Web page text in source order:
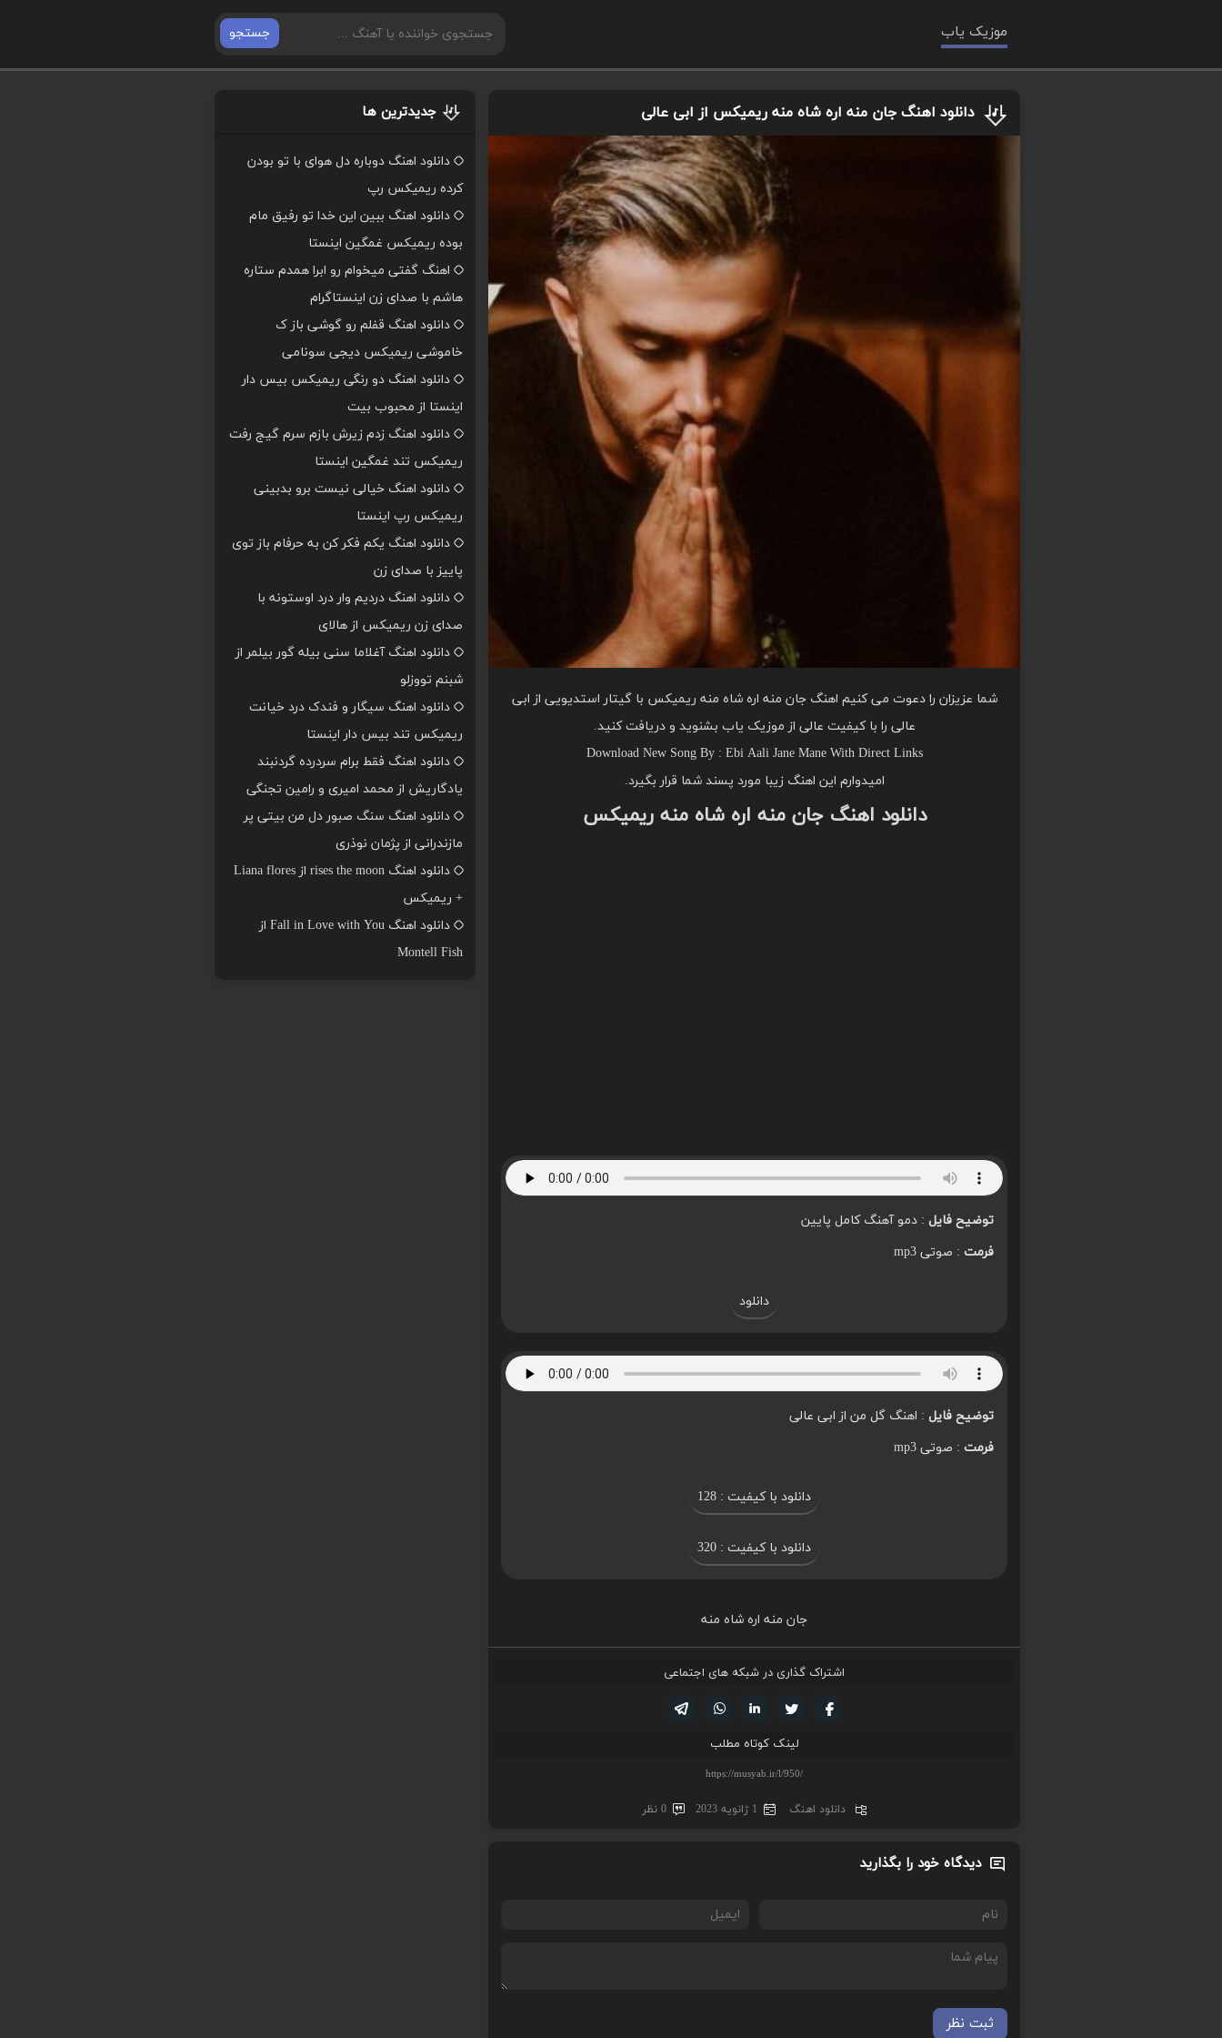
موزیک یاب جستجو
دانلود اهنگ جان منه اره شاه منه ریمیکس از ابی عالی
شما عزیزان را دعوت می کنیم اهنگ جان منه اره شاه منه ریمیکس با گیتار استدیویی از ابی
عالی را با کیفیت عالی از موزیک یاب بشنوید و دریافت کنید.
Download New Song By : Ebi Aali Jane Mane With Direct Links
امیدوارم این اهنگ زیبا مورد پسند شما قرار بگیرد.
دانلود اهنگ جان منه اره شاه منه ریمیکس
توضیح فایل : دمو آهنگ کامل پایین
فرمت : صوتی mp3
دانلود
توضیح فایل : اهنگ گل من از ابی عالی
فرمت : صوتی mp3
دانلود با کیفیت : 128
دانلود با کیفیت : 320
جان منه اره شاه منه
اشتراک گذاری در شبکه های اجتماعی
لینکدین تویتر
فیسوک
لینک کوتاه مطلب
دانلود اهنگ 1 ژانویه 2023 0 نظر
دیدگاه خود را بگذارید
ثبت نظر
جدیدترین ها
دانلود اهنگ دوباره دل هوای با تو بودن
کرده ریمیکس رپ
دانلود اهنگ ببین این خدا تو رفیق مام
بوده ریمیکس غمگین اینستا
اهنگ گفتی میخوام رو ابرا همدم ستاره
هاشم با صدای زن اینستاگرام
دانلود اهنگ قفلم رو گوشی باز ک
خاموشی ریمیکس دیجی سونامی
دانلود اهنگ دو رنگی ریمیکس بیس دار
اینستا از محبوب بیت
دانلود اهنگ زدم زیرش بازم سرم گیج رفت
ریمیکس تند غمگین اینستا
دانلود اهنگ خیالی نیست برو بدبینی
ریمیکس رپ اینستا
دانلود اهنگ یکم فکر کن به حرفام باز توی
پاییز با صدای زن
دانلود اهنگ دردیم وار درد اوستونه با
صدای زن ریمیکس از هالای
دانلود اهنگ آغلاما سنی بیله گور بیلمر از
شبنم تووزلو
دانلود اهنگ سیگار و فندک درد خیانت
ریمیکس تند بیس دار اینستا
دانلود اهنگ فقط برام سردرده گردنبند
یادگاریش از محمد امیری و رامین تجنگی
دانلود اهنگ سنگ صبور دل من بیتی پر
مازندرانی از پژمان نوذری
دانلود اهنگ rises the moon از Liana flores
+ ریمیکس
دانلود اهنگ Fall in Love with You از
Montell Fish